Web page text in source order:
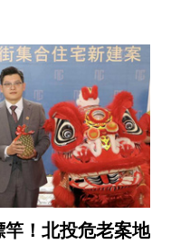
閉找不到人，建築師
的工地維護」，北都建
爛尾樓的苦主，現在自
！北投危老案地